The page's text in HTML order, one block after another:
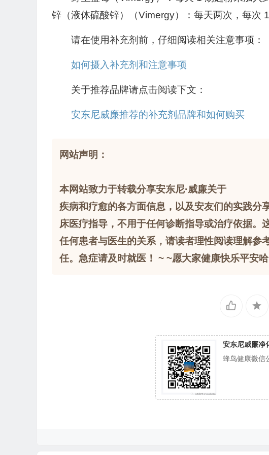
锌（液体硫酸锌）（Vimergy）：每天两次，每次
请在使用补充剂前，仔细阅读相关注意事项：
如何摄入补充剂和注意事项
关于推荐品牌请点击阅读下文：
安东尼威廉推荐的补充剂品牌和如何购买
网站声明：
本网站致力于转载分享安东尼·威廉关于
疾病和疗愈的各方面信息，以及安友们的实践分
床医疗指导，不用于任何诊断指导或治疗依据。
任何患者与医生的关系，请读者理性阅读理解参
任。急症请及时就医！ ~ ~愿大家健康快乐平安哈
安东尼威廉净
蜂鸟健康微信